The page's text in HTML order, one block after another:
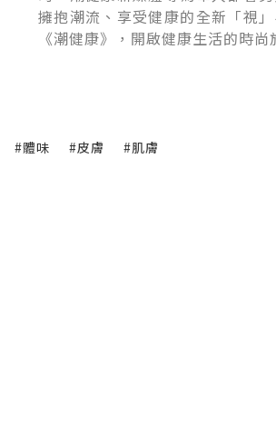
擁抱潮流、享受健康的全新「視
《潮健康》，開啟健康生活的時尚
#體味 #皮膚 #肌膚